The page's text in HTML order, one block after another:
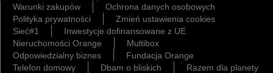
Warunki zakupów
Ochrona danych osobowych
Polityka prywatności
Zmień ustawienia cookies
Sieć#1
Inwestycje dofinansowane z UE
Nieruchomości Orange
Multibox
Odpowiedzialny biznes
Fundacja Orange
Telefon domowy
Dbam o bliskich Razem dla planety